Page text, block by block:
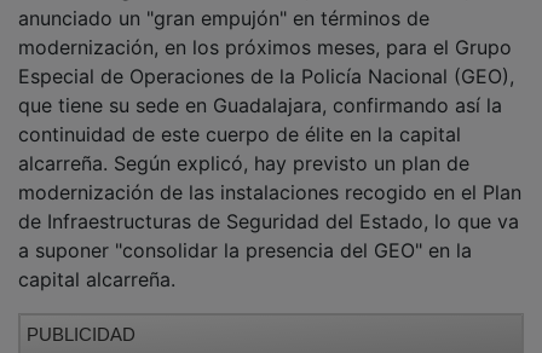
modernización, en los próximos meses, para el Grupo
Especial de Operaciones de la Policía Nacional (GEO),
que tiene su sede en Guadalajara, confirmando así la
continuidad de este cuerpo de élite en la capital
alcarreña. Según explicó, hay previsto un plan de
modernización de las instalaciones recogido en el Plan
de Infraestructuras de Seguridad del Estado, lo que va
a suponer "consolidar la presencia del GEO" en la
capital alcarreña.